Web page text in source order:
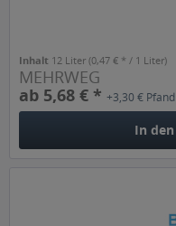
Inhalt 12 Liter(0,47 € * / 1 Liter)
MEHRWEG
ab 5,68 € *+3,30 € Pfand
In den